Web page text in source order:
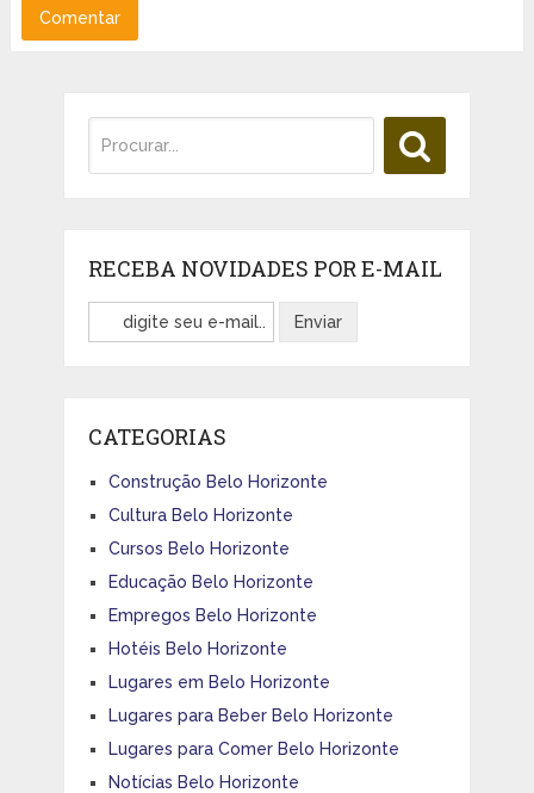
RECEBA NOVIDADES POR E-MAIL
CATEGORIAS
Construção Belo Horizonte
Cultura Belo Horizonte
Cursos Belo Horizonte
Educação Belo Horizonte
Empregos Belo Horizonte
Hotéis Belo Horizonte
Lugares em Belo Horizonte
Lugares para Beber Belo Horizonte
Lugares para Comer Belo Horizonte
Notícias Belo Horizonte